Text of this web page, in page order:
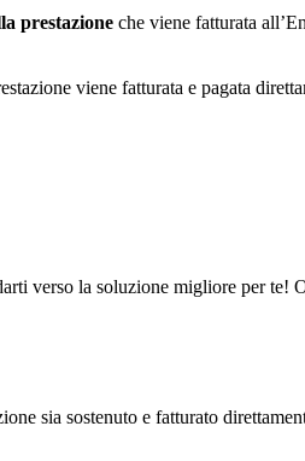
prestazione che viene fatturata
viene fatturata e pagata
verso la soluzione migliore per te!
sia sostenuto e fatturato